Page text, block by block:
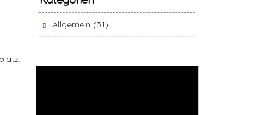
Allgemein (31)